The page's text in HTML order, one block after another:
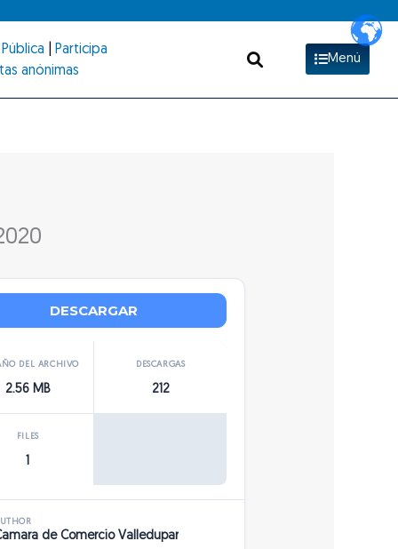
Participa
anónimas
Menú
DESCARGAR
DEL ARCHIVO
2.56 MB
DESCARGAS
212
FILES
1
de Comercio Valledupar